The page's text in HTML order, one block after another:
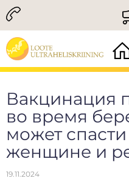
Вакцинация
во время
может
женщине и
19.11.2024